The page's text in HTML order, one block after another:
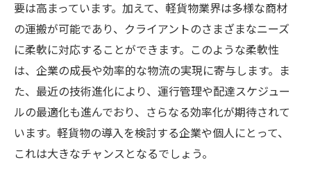
要は高まっています。加えて、軽貨物業界は多様な商材
の運搬が可能であり、クライアントのさまざまなニーズ
に柔軟に対応することができます。このような柔軟性
は、企業の成長や効率的な物流の実現に寄与します。ま
た、最近の技術進化により、運行管理や配達スケジュー
ルの最適化も進んでおり、さらなる効率化が期待されて
います。軽貨物の導入を検討する企業や個人にとって、
これは大きなチャンスとなるでしょう。